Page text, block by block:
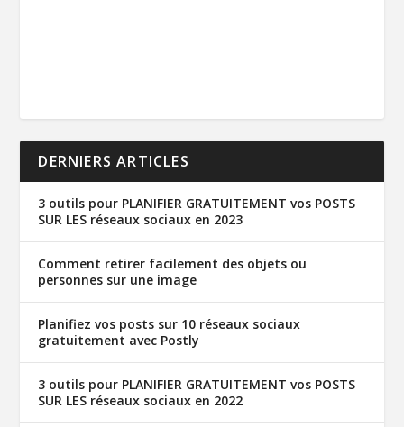
DERNIERS ARTICLES
3 outils pour PLANIFIER GRATUITEMENT vos POSTS
SUR LES réseaux sociaux en 2023
Comment retirer facilement des objets ou
personnes sur une image
Planifiez vos posts sur 10 réseaux sociaux
gratuitement avec Postly
3 outils pour PLANIFIER GRATUITEMENT vos POSTS
SUR LES réseaux sociaux en 2022